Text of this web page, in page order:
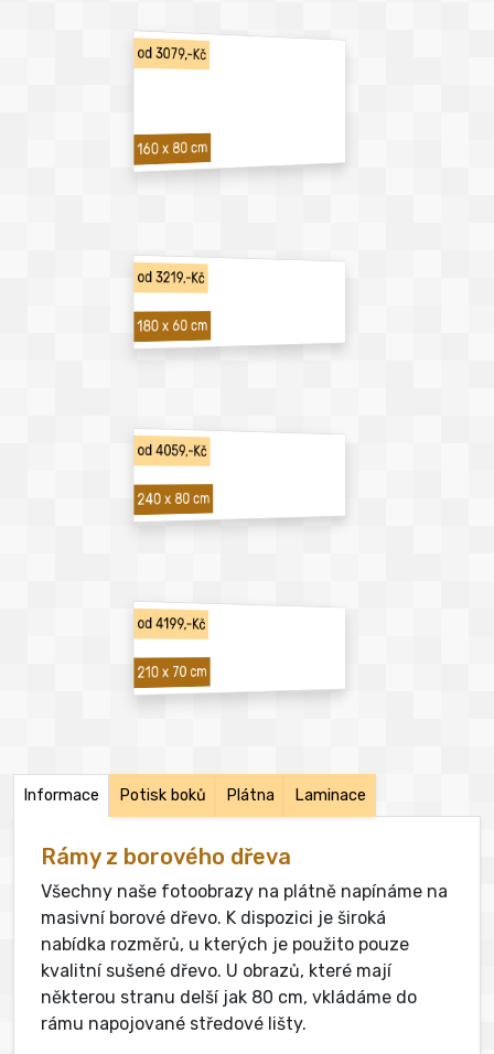
od 3079,-Kč
160 x 80 cm
od 3219,-Kč
180 x 60 cm
od 4059,-Kč
240 x 80 cm
od 4199,-Kč
210 x 70 cm
Informace Potisk boků Plátna Laminace
Rámy z borového dřeva
Všechny naše fotoobrazy na plátně napínáme na
masivní borové dřevo. K dispozici je široká
nabídka rozměrů, u kterých je použito pouze
kvalitní sušené dřevo. U obrazů, které mají
některou stranu delší jak 80 cm, vkládáme do
rámu napojované středové lišty.